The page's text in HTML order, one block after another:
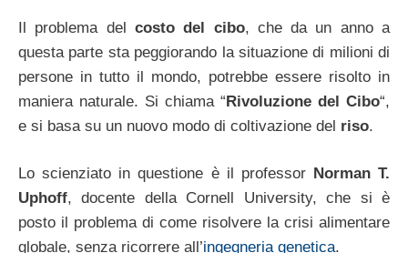
Il problema del costo del cibo, che da un anno a
questa parte sta peggiorando la situazione di milioni di
persone in tutto il mondo, potrebbe essere risolto in
maniera naturale. Si chiama “Rivoluzione del Cibo“,
e si basa su un nuovo modo di coltivazione del riso.
Lo scienziato in questione è il professor Norman T.
Uphoff, docente della Cornell University, che si è
posto il problema di come risolvere la crisi alimentare
globale, senza ricorrere all’ingegneria genetica.